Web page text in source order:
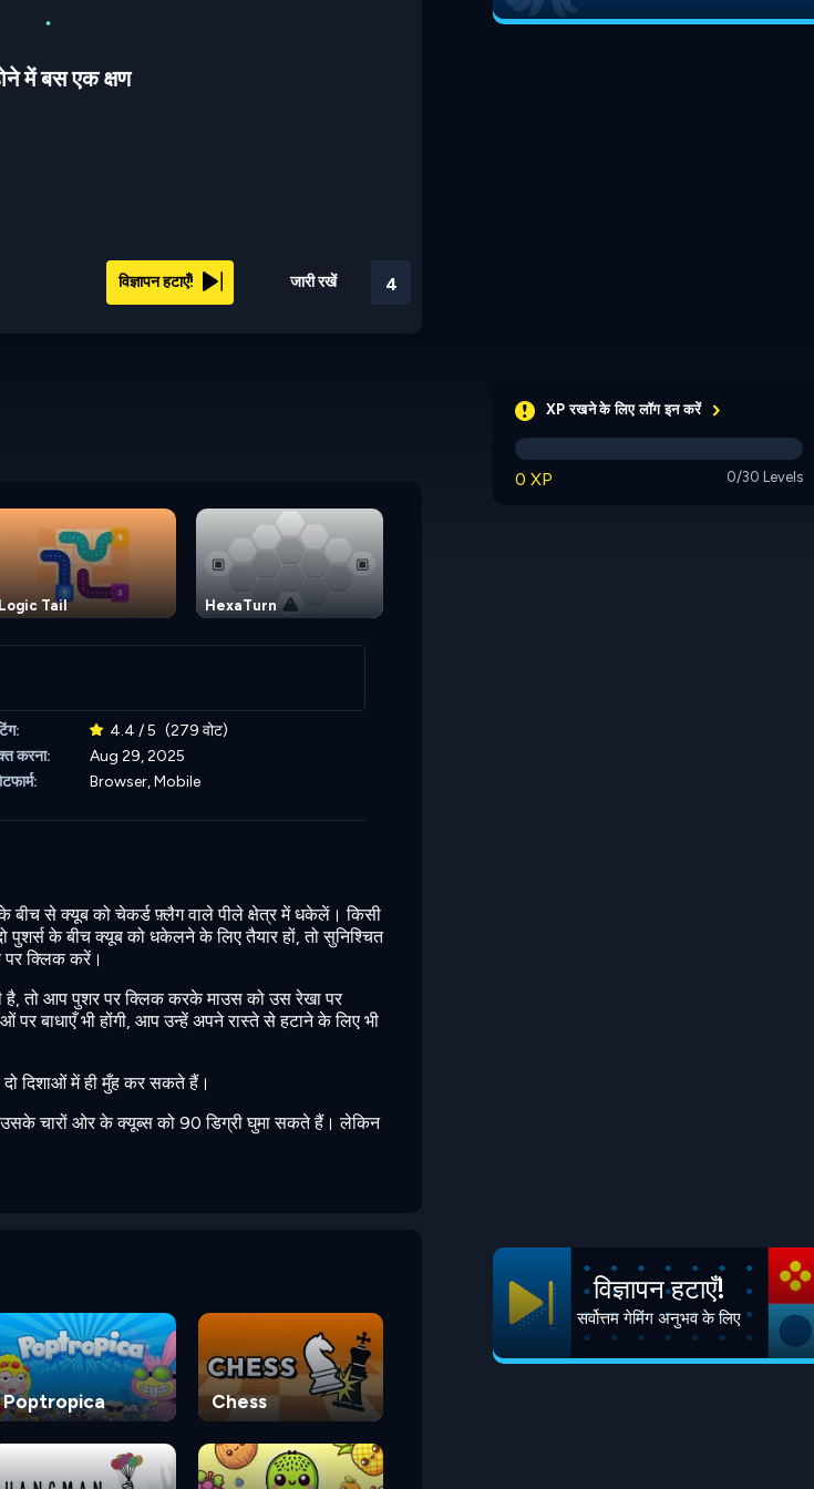
में बस एक क्षण
जारी रखें 3
विज्ञापन हटाएँ!
Logic Tail HexaTurn
4.4 / 5 (279 वोट)
करना:
Aug 29, 2025
Browser, Mobile
से क्यूब को चेकर्ड फ़्लैग वाले पीले क्षेत्र में धकेलें। किसी
के बीच क्यूब को धकेलने के लिए तैयार हों, तो सुनिश्चित
पर क्लिक करें।
है, तो आप पुशर पर क्लिक करके माउस को उस रेखा पर
भी होंगी, आप उन्हें अपने रास्ते से हटाने के लिए भी
दिशाओं में ही मुँह कर सकते हैं।
चारों ओर के क्यूब्स को 90 डिग्री घुमा सकते हैं। लेकिन
Poptropica Chess
XP रखने के लिए लॉग इन करें
0 XP 0/30 Levels
विज्ञापन हटाएँ!
सर्वोत्तम गेमिंग अनुभव के लिए